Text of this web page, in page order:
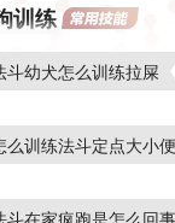
训练
斗幼犬怎么训练拉屎
么训练法斗定点大小便
斗在家疯跑是怎么回事